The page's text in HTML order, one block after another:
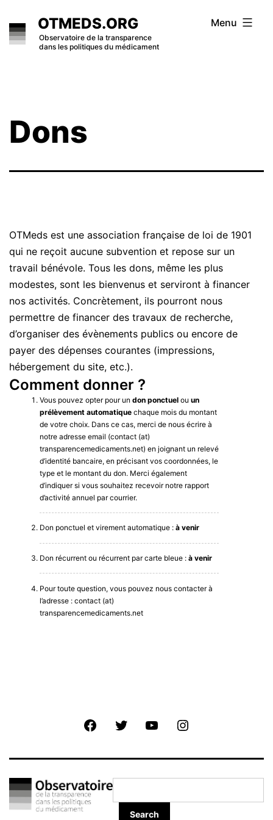
to
content
OTMEDS.ORG
Observatoire de la transparence
dans les politiques du médicament
Menu
Dons
OTMeds est une association française de loi de 1901
qui ne reçoit aucune subvention et repose sur un
travail bénévole. Tous les dons, même les plus
modestes, sont les bienvenus et serviront à financer
nos activités. Concrètement, ils pourront nous
permettre de financer des travaux de recherche,
d’organiser des évènements publics ou encore de
payer des dépenses courantes (impressions,
hébergement du site, etc.).
Comment donner ?
Vous pouvez opter pour un don ponctuel ou un
prélèvement automatique chaque mois du montant
de votre choix. Dans ce cas, merci de nous écrire à
notre adresse email (contact (at)
transparencemedicaments.net) en joignant un relevé
d’identité bancaire, en précisant vos coordonnées, le
type et le montant du don. Merci également
d’indiquer si vous souhaitez recevoir notre rapport
d’activité annuel par courrier.
Don ponctuel et virement automatique : à venir
Don récurrent ou récurrent par carte bleue : à venir
Pour toute question, vous pouvez nous contacter à
l’adresse : contact (at)
transparencemedicaments.net
FacebookTwitter Youtube